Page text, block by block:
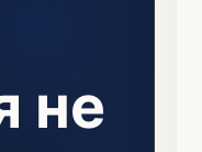
не